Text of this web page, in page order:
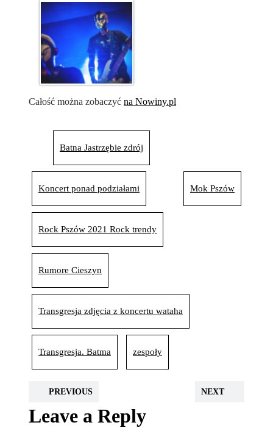
Całość można zobaczyć na Nowiny.pl
Batna Jastrzębie zdrój
Koncert ponad podziałami Mok Pszów
Rock Pszów 2021 Rock trendy
Rumore Cieszyn
Transgresja zdjęcia z koncertu wataha
Transgresja. Batma zespoły
PREVIOUS NEXT
Leave a Reply